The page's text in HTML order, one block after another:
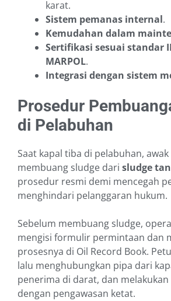
karat.
Sistem pemanas internal.
Kemudahan dalam
Sertifikasi sesuai standar
MARPOL.
Integrasi dengan sistem
Prosedur
di Pelabuhan
Saat kapal tiba di pelabuhan,
membuang sludge dari sludge
prosedur resmi demi mencegah
menghindari pelanggaran hukum.
Sebelum membuang sludge,
mengisi formulir permintaan dan
prosesnya di Oil Record Book.
lalu menghubungkan pipa dari
penerima di darat, dan
dengan pengawasan ketat.